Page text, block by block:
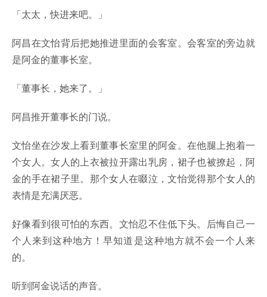
「太太，快进来吧。」
阿昌在文怡背后把她推进里面的会客室。会客室的旁边就
是阿金的董事长室。
「董事长，她来了。」
阿昌推开董事长的门说。
文怡坐在沙发上看到董事长室里的阿金。在他腿上抱着一
个女人。女人的上衣被拉开露出乳房，裙子也被撩起，阿
金的手在裙子里。那个女人在啜泣，文怡觉得那个女人的
表情是充满厌恶。
好像看到很可怕的东西。文怡忍不住低下头。后悔自己一
个人来到这种地方！早知道是这种地方就不会一个人来
的。
听到阿金说话的声音。